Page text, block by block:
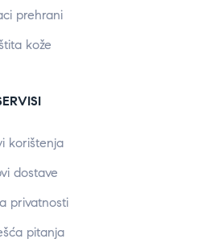
prehrani
kože
korištenja
dostave
privatnosti
pitanja